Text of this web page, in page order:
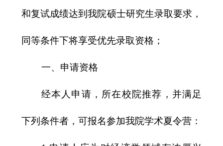
和复试成绩达到我院硕士研究生录取要求，
同等条件下将享受优先录取资格；
一、申请资格
经本人申请，所在校院推荐，并满足
下列条件者，可报名参加我院学术夏令营：